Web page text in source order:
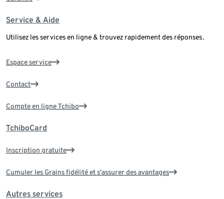
Service & Aide
Utilisez les services en ligne & trouvez rapidement des réponses.
Espace service
Contact
Compte en ligne Tchibo
TchiboCard
Inscription gratuite
Cumuler les Grains fidélité et s'assurer des avantages
Autres services